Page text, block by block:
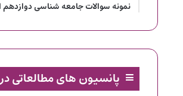
نمونه سوالات جامعه شناسی دوازدهم
پانسیون های مطالعاتی